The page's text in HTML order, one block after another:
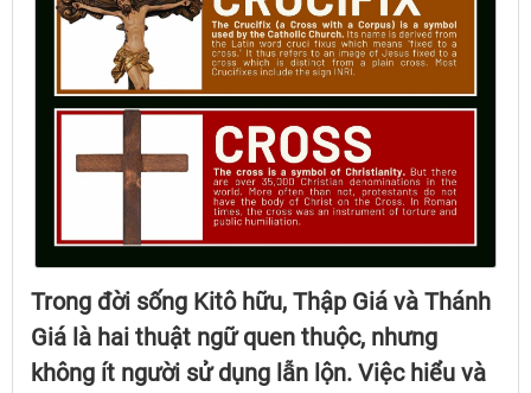
Trong đời sống Kitô hữu, Thập Giá và Thánh
Giá là hai thuật ngữ quen thuộc, nhưng
không ít người sử dụng lẫn lộn. Việc hiểu và